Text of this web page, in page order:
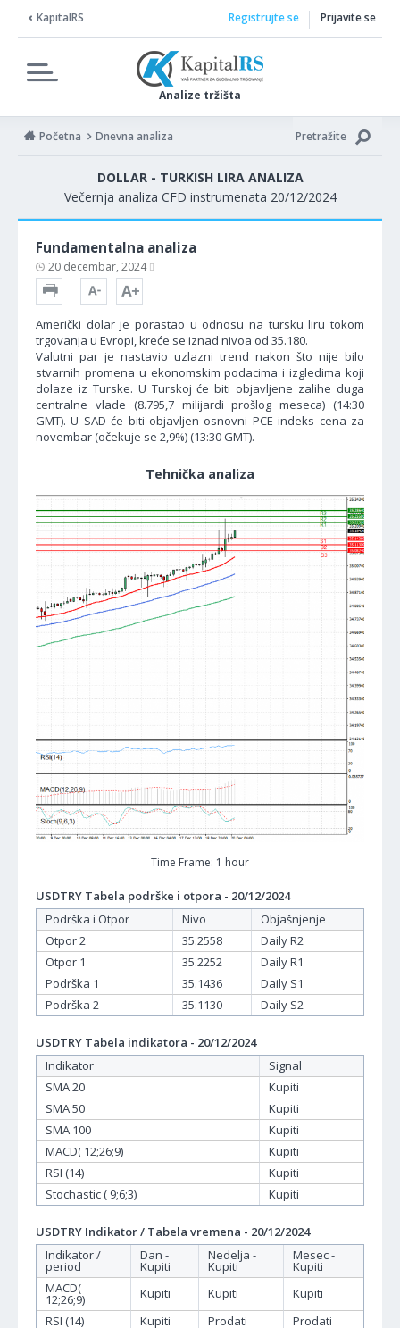
KapitalRS
Analize tržišta
Registrujte se Prijavite se
Početna Dnevna analiza Pretražite
DOLLAR - TURKISH LIRA ANALIZA
Večernja analiza CFD instrumenata 20/12/2024
Fundamentalna analiza
20 decembar, 2024
Američki dolar je porastao u odnosu na tursku liru tokom
trgovanja u Evropi, kreće se iznad nivoa od 35.180.
Valutni par je nastavio uzlazni trend nakon što nije bilo
stvarnih promena u ekonomskim podacima i izgledima koji
dolaze iz Turske. U Turskoj će biti objavljene zalihe duga
centralne vlade (8.795,7 milijardi prošlog meseca) (14:30
GMT). U SAD će biti objavljen osnovni PCE indeks cena za
novembar (očekuje se 2,9%) (13:30 GMT).
Tehnička analiza
Time Frame: 1 hour
USDTRY Tabela podrške i otpora - 20/12/2024
Podrška i Otpor
Nivo
Objašnjenje
Otpor 2
35.2558
Daily R2
Otpor 1
35.2252
Daily R1
Podrška 1
35.1436
Daily S1
Podrška 2
35.1130 Daily S2
USDTRY Tabela indikatora - 20/12/2024
Indikator
Signal
SMA 20
Kupiti
SMA 50
Kupiti
SMA 100
Kupiti
MACD( 12;26;9)
Kupiti
RSI (14)
Kupiti
Stochastic ( 9;6;3)
Kupiti
USDTRY Indikator / Tabela vremena - 20/12/2024
Indikator /
period
Dan -
Kupiti
Nedelja -
Kupiti
Mesec -
Kupiti
MACD(
12;26;9) Kupiti Kupiti
Kupiti
RSI (14)
Kupiti Prodati
Prodati